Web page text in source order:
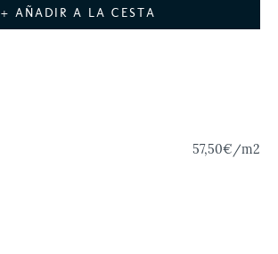
+ AÑADIR A LA CESTA
57,50€/m2